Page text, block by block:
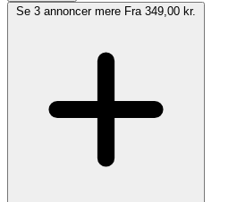
Se 3 annoncer mere Fra 349,00 kr.